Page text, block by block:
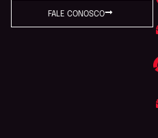
FALE CONOSCO